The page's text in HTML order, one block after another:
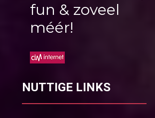
fun & zoveel
méér!
NUTTIGE LINKS